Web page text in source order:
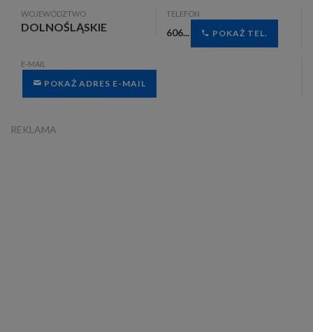
WOJEWÓDZTWO
DOLNOŚLĄSKIE
TELEFON
606... POKAŻ TEL.
E-MAIL
POKAŻ ADRES E-MAIL
REKLAMA